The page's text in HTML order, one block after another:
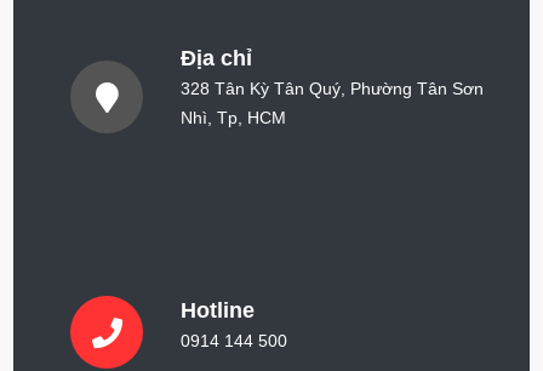
Địa chỉ
328 Tân Kỳ Tân Quý, Phường Tân Sơn
Nhì, Tp, HCM
Hotline
0914 144 500